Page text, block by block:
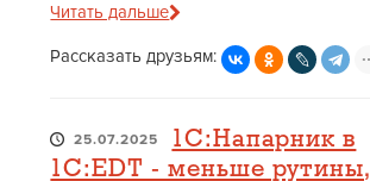
Читать дальше
Рассказать друзьям:
25.07.2025
1С:Напарник в
1С:EDT - меньше рутины,